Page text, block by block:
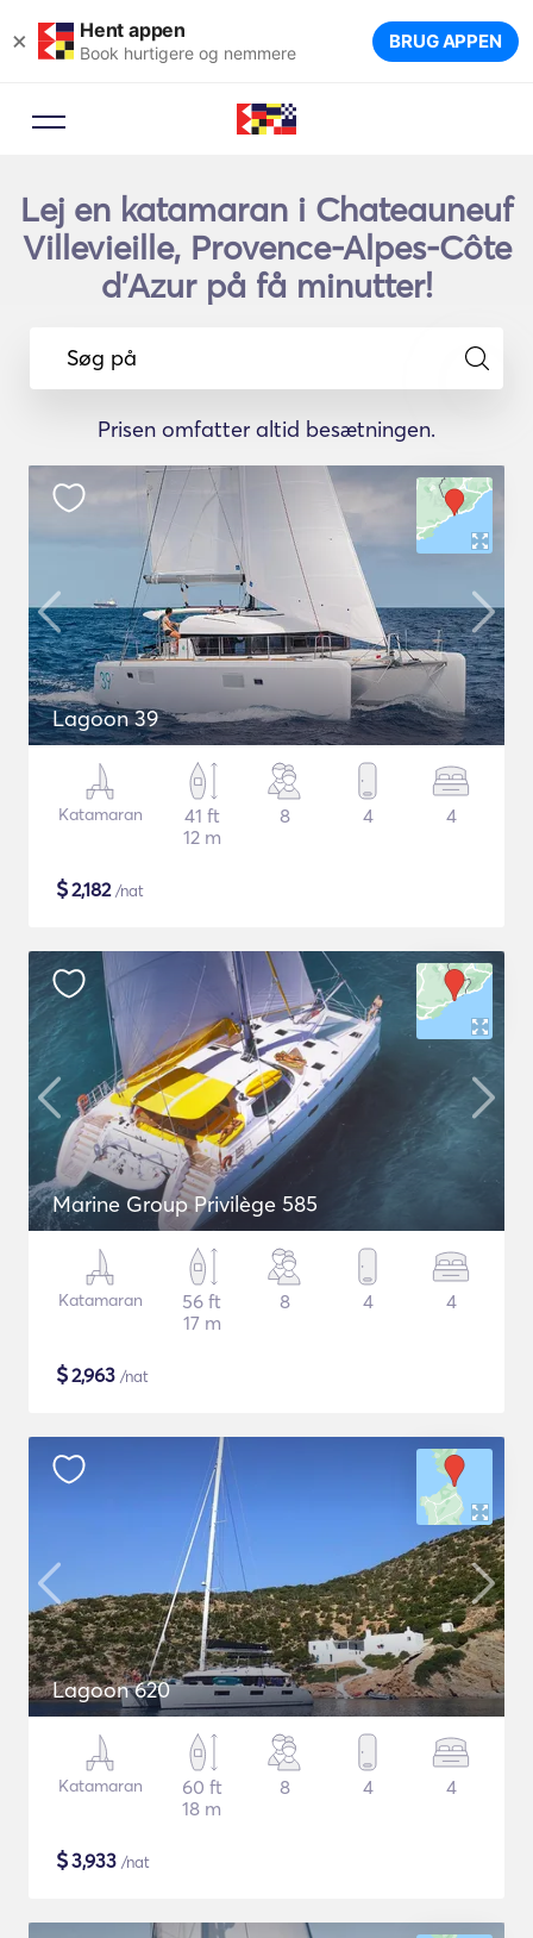
× Hent appen
Book hurtigere og nemmere BRUG APPEN
Lej en katamaran i Chateauneuf
Villevieille, Provence-Alpes-Côte
d'Azur på få minutter!
Søg på
Prisen omfatter altid besætningen.
Lagoon 39
Katamaran
41 ft
12 m
8 4 4
$2,182/nat
Marine Group Privilège 585
Katamaran
56 ft
17 m
8 4 4
$2,963 /nat
Lagoon 620
Katamaran
60 ft
18 m
8 4 4
$3,933 /nat